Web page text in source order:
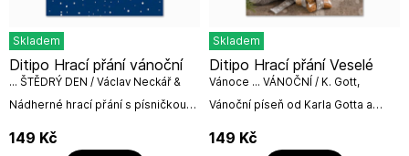
Skladem
Nádherné hrací přání s písničkou
včetně bílé obálky o rozměru: 224
x 157 mmText...
Ditipo Hrací přání vánoční
... ŠTĚDRÝ DEN / Václav Neckář &
Bacily
149 Kč
Skladem
Vánoční píseň od Karla Gotta a
přáníčku.Přání obsahuje i bílou
obálku.Rozměr přání: 224 x...
Ditipo Hrací přání Veselé
Vánoce ... VÁNOČNÍ / K. Gott,
Kryštof
149 Kč